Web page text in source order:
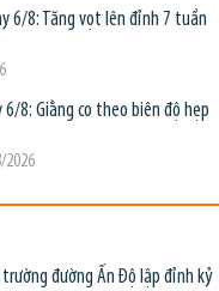
6/8: Tăng vọt lên đỉnh 7 tuần
8: Giằng co theo biên độ hẹp
2026
trường đường Ấn Độ lập đỉnh kỷ